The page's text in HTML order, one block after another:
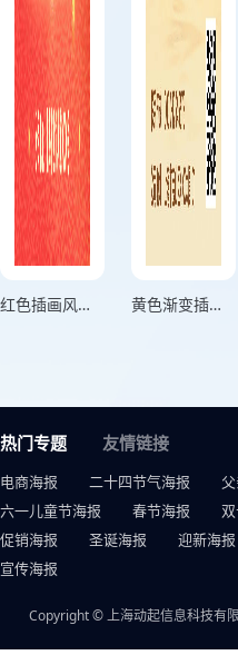
红色插画风格国庆放假通知正方形国庆放假通知海报 黄色渐变插画风格金秋满月竖版中秋节放假通知海报
热门专题 友情链接
电商海报 二十四节气海报
六一儿童节海报
春节海报
促销海报
圣诞海报 迎新海报
宣传海报
Copyright © 上海动起信息科技有